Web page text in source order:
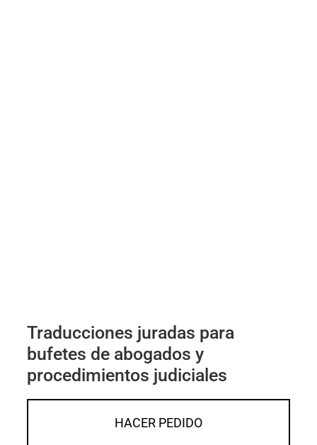
Traducciones juradas para
bufetes de abogados y
procedimientos judiciales
HACER PEDIDO